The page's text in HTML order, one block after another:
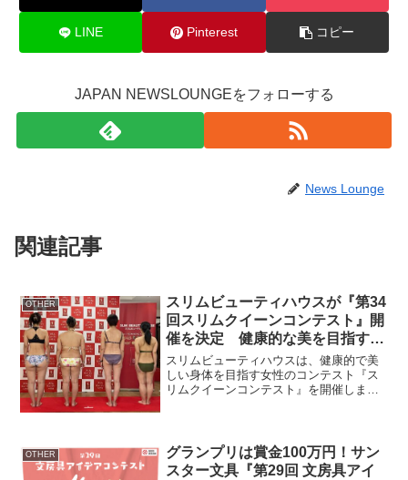
LINE Pinterest コピー
JAPAN NEWSLOUNGEをフォローする
News Lounge
関連記事
OTHER
スリムビューティハウスが『第34
回スリムクイーンコンテスト』開
催を決定 健康的な美を目指すウ
ェルネスビューティプログラムが
スタート
スリムビューティハウスは、健康的で美
しい身体を目指す女性のコンテスト『ス
リムクイーンコンテスト』を開催しま
け美しく健康的にスリムになれ...
OTHER
グランプリは賞金100万円！サン
スター文具『第29回 文房具アイ